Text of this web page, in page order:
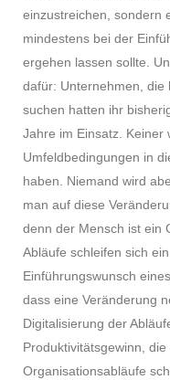
einzustreichen, sondern
mindestens bei der
ergehen lassen sollte.
dafür: Unternehmen, die
suchen hatten ihr
Jahre im Einsatz. Keiner
Umfeldbedingungen in
haben. Niemand wird
man auf diese
denn der Mensch ist ein
Abläufe schleifen sich
Einführungswunsch
dass eine Veränderung
Digitalisierung der
Produktivitätsgewinn,
Organisationsabläufe